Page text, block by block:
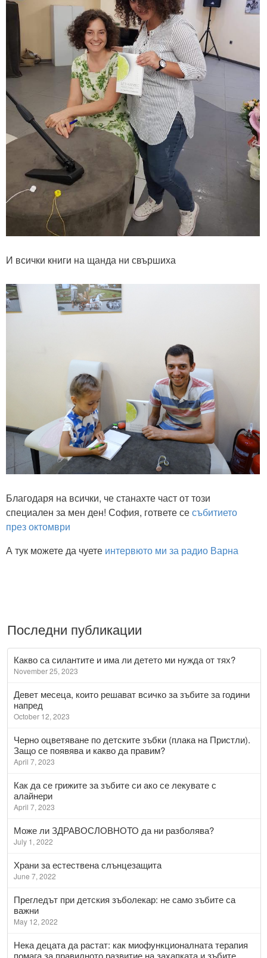
И всички книги на щанда ни свършиха
Благодаря на всички, че станахте част от този
специален за мен ден! София, гответе сесъбитието
през октомври
А тук можете да чуете интервюто ми за радио Варна
Последни публикации
Какво са силантите и има ли детето ми нужда от тях?
November 25, 2023
Девет месеца, които решават всичко за зъбите за години
напред
October 12, 2023
Черно оцветяване по детските зъбки (плака на Пристли).
Защо се появява и какво да правим?
April 7, 2023
Как да се грижите за зъбите си ако се лекувате с
алайнери
April 7, 2023
Може ли ЗДРАВОСЛОВНОТО да ни разболява?
July 1, 2022
Храни за естествена слънцезащита
June 7, 2022
Прегледът при детския зъболекар: не само зъбите са
важни
May 12, 2022
Нека децата да растат: как миофункционалната терапия